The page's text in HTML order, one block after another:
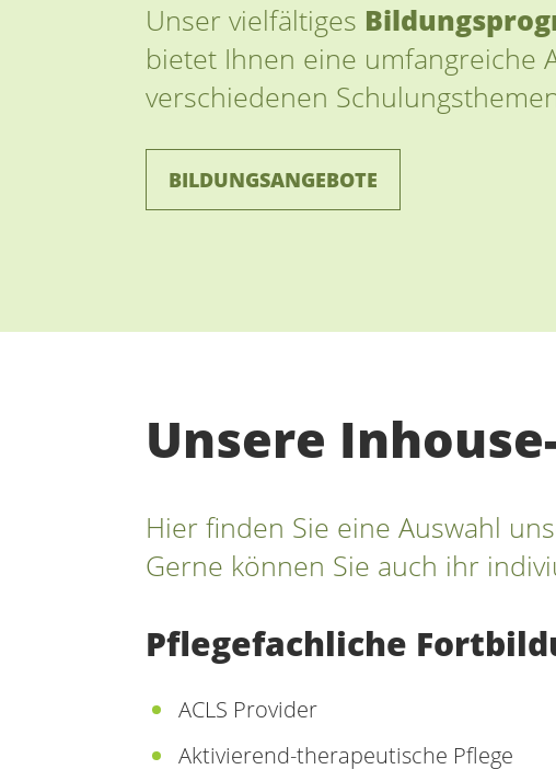
Unser vielfältiges
bietet Ihnen eine umfangreiche
verschiedenen
BILDUNGSANGEBOTE
Unsere
Hier finden Sie eine Auswahl
Gerne können Sie auch ihr
Pflegefachliche
ACLS Provider
Aktivierend-therapeutische Pflege